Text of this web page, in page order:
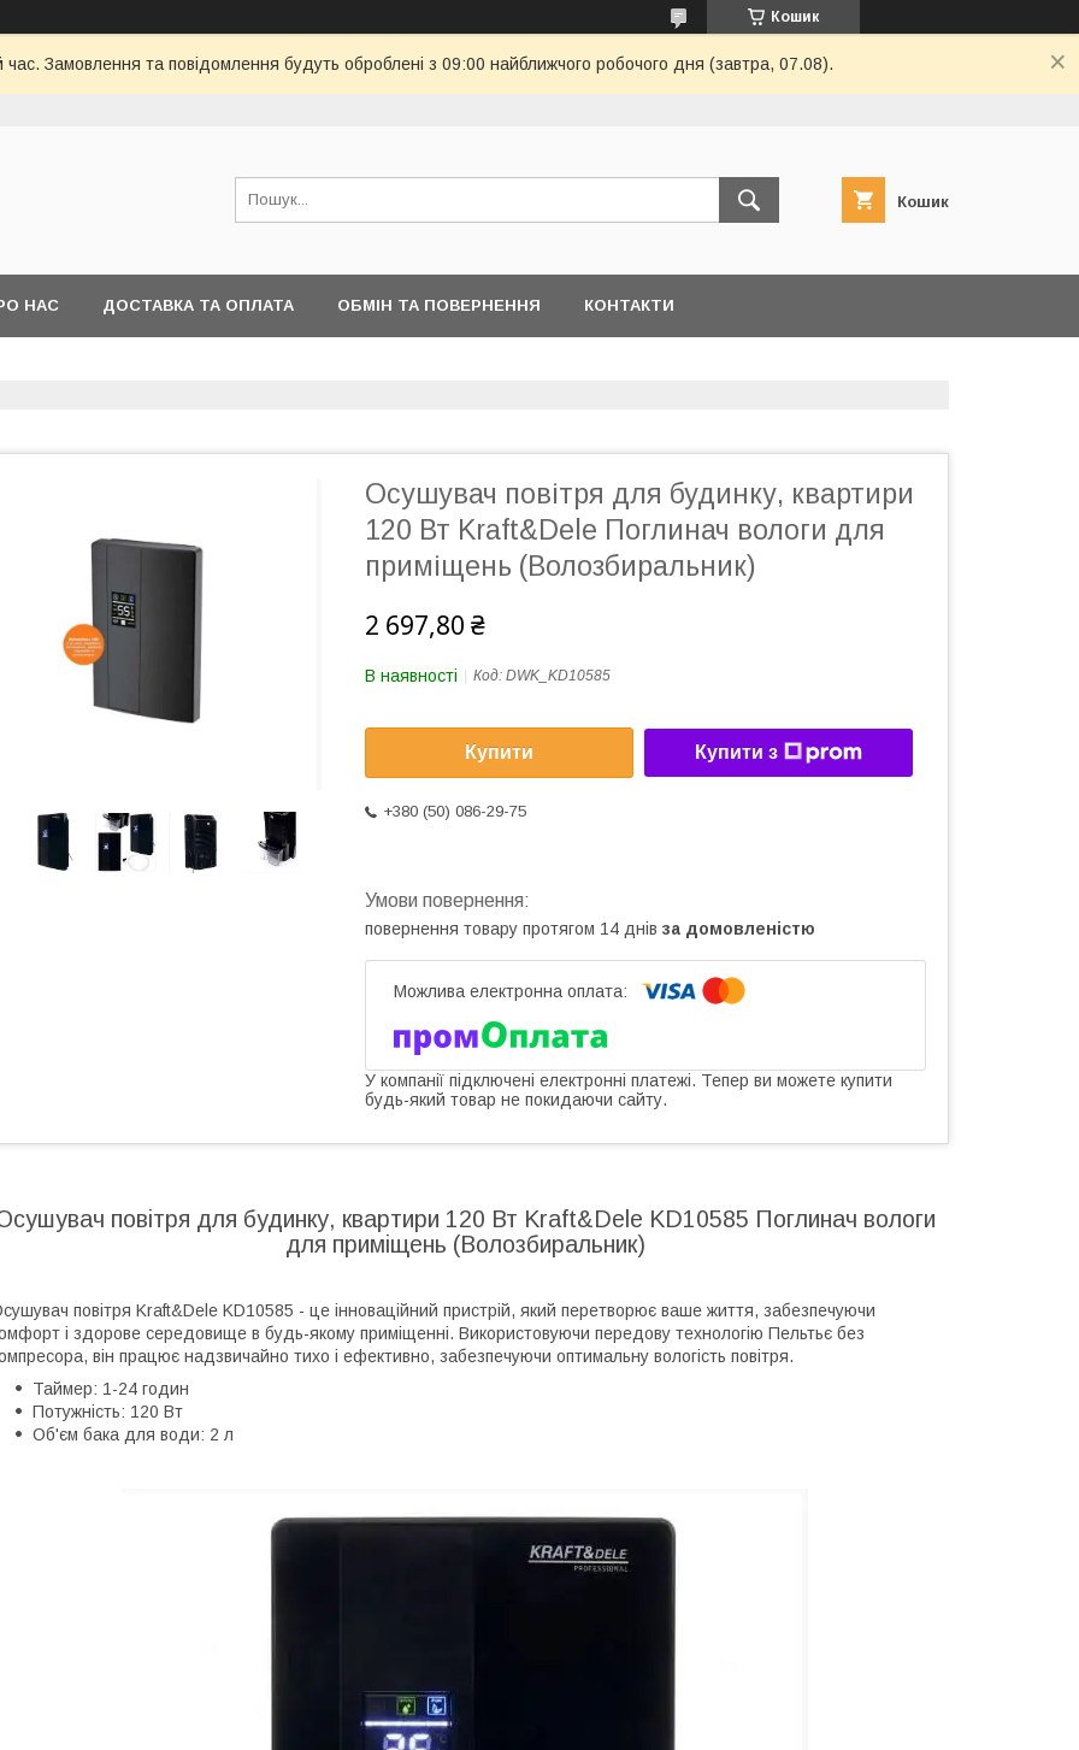
Кошик
час. Замовлення та повідомлення будуть оброблені з 09:00 найближчого робочого дня (завтра, 07.08).
Кошик
НАС ДОСТАВКА ТА ОПЛАТА ОБМІН ТА ПОВЕРНЕННЯ КОНТАКТИ
Осушувач повітря для будинку, квартири
120 Вт Kraft&Dele Поглинач вологи для
приміщень (Волозбиральник)
2 697,80 ₴
В наявності Код: DWK_KD10585
Купити Купити з
+380 (50) 086-29-75
повернення товару протягом 14 днів за домовленістю
У компанії підключені електронні платежі. Тепер ви можете купити
будь-який товар не покидаючи сайту.
повітря для будинку, квартири 120 Вт Kraft&Dele KD10585 Поглинач вологи
для приміщень (Волозбиральник)
повітря Kraft&Dele KD10585 - це інноваційний пристрій, який перетворює ваше життя, забезпечуючи
і здорове середовище в будь-якому приміщенні. Використовуючи передову технологію Пельтьє без
він працює надзвичайно тихо і ефективно, забезпечуючи оптимальну вологість повітря.
Таймер: 1-24 годин
Потужність: 120 Вт
Об'єм бака для води: 2 л